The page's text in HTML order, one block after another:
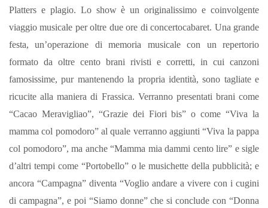
Platters e plagio. Lo show è un originalissimo e coinvolgente
viaggio musicale per oltre due ore di concertocabaret. Una grande
festa, un’operazione di memoria musicale con un repertorio
formato da oltre cento brani rivisti e corretti, in cui canzoni
famosissime, pur mantenendo la propria identità, sono tagliate e
ricucite alla maniera di Frassica. Verranno presentati brani come
“Cacao Meravigliao”, “Grazie dei Fiori bis” o come “Viva la
mamma col pomodoro” al quale verranno aggiunti “Viva la pappa
col pomodoro”, ma anche “Mamma mia dammi cento lire” e sigle
d’altri tempi come “Portobello” o le musichette della pubblicità; e
ancora “Campagna” diventa “Voglio andare a vivere con i cugini
di campagna”, e poi “Siamo donne” che si conclude con “Donna